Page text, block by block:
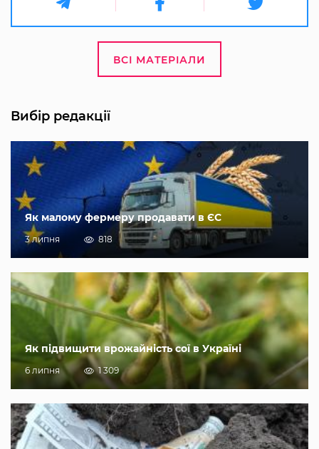
ВСІ МАТЕРІАЛИ
Вибір редакції
Як малому фермеру продавати в ЄС
3 липня 818
Як підвищити врожайність сої в Україні
6 липня 1 309